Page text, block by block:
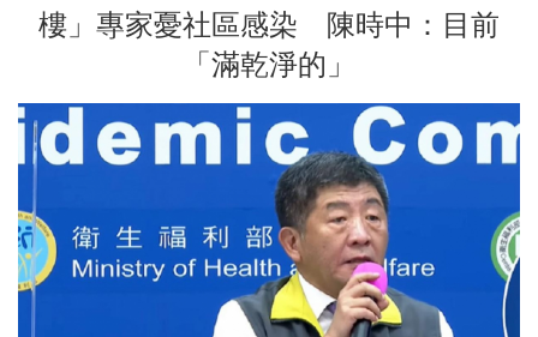
樓」專家憂社區感染 陳時中：目前
「滿乾淨的」